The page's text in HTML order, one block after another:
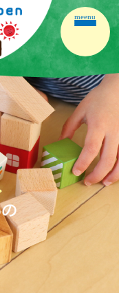
園の紹介
保育の内容
保護者
meenu